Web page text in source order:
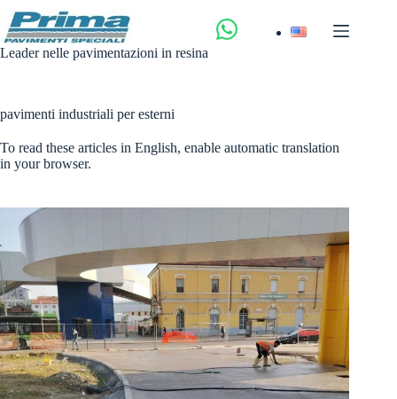
contenuto
Leader nelle pavimentazioni in resina
pavimenti industriali per esterni
To read these articles in English, enable automatic translation
in your browser.